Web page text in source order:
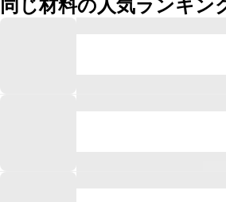
同じ材料の人気ランキン